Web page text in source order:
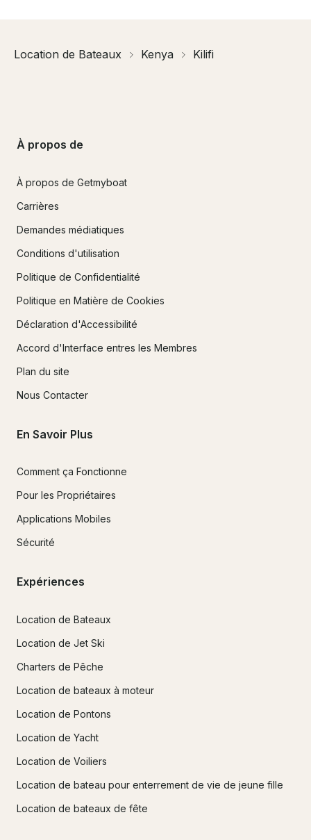
Location de Bateaux Kenya Kilifi
À propos de
À propos de Getmyboat
Carrières
Demandes médiatiques
Conditions d'utilisation
Politique de Confidentialité
Politique en Matière de Cookies
Déclaration d'Accessibilité
Accord d'Interface entres les Membres
Plan du site
Nous Contacter
En Savoir Plus
Comment ça Fonctionne
Pour les Propriétaires
Applications Mobiles
Sécurité
Expériences
Location de Bateaux
Location de Jet Ski
Charters de Pêche
Location de bateaux à moteur
Location de Pontons
Location de Yacht
Location de Voiliers
Location de bateau pour enterrement de vie de jeune fille
Location de bateaux de fête